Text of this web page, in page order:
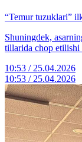
“Temur tuzuklari”
Shuningdek,
tillarida chop etilishi
10:53 / 25.04.2026
10:53 / 25.04.2026